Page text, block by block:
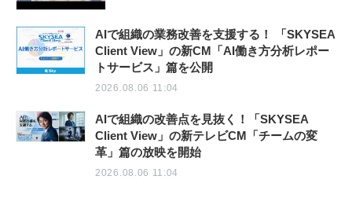
AIで組織の業務改善を支援する！ 「SKYSEA
Client View」の新CM「AI働き方分析レポー
トサービス」篇を公開
2026.08.06 11:04
AIで組織の改善点を見抜く！「SKYSEA
Client View」の新テレビCM「チームの変
革」篇の放映を開始
2026.08.06 11:04